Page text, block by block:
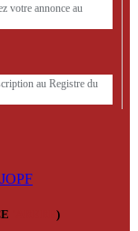
votre annonce au
au Registre du
)